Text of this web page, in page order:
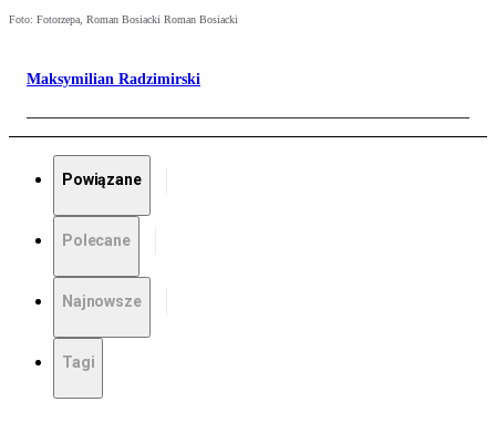
Foto: Fotorzepa, Roman Bosiacki Roman Bosiacki
Maksymilian Radzimirski
Powiązane
Polecane
Najnowsze
Tagi